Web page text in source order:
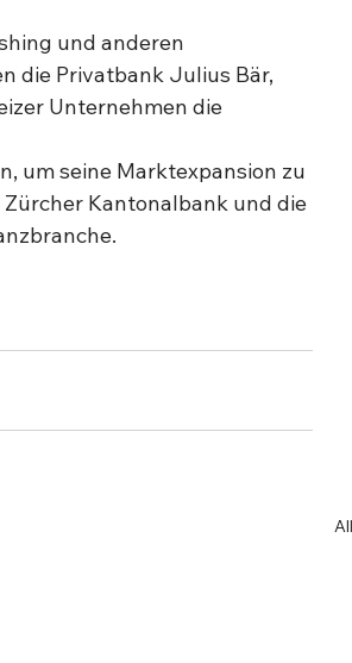
und anderen
die Privatbank Julius Bär,
Unternehmen die
um seine Marktexpansion zu
Kantonalbank und die